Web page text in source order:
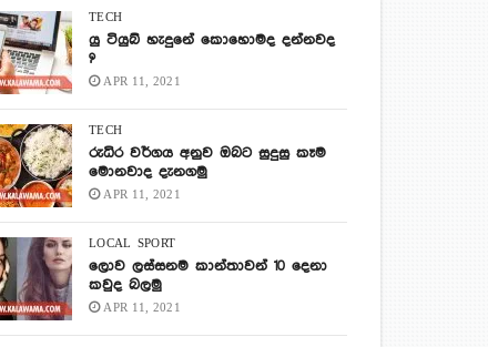
TECH
යු ටියුබ් හැදුනේ කොහොමද දන්නවද
?
APR 11, 2021
TECH
රුධිර වර්ගය අනුව ඔබට සුදුසු කෑම
මොනවාද දැනගමු
APR 11, 2021
LOCAL SPORT
ලොව ලස්සනම කාන්තාවන් 10 දෙනා
කවුද බලමු
APR 11, 2021